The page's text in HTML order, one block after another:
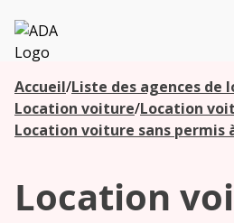
ADA
Accueil/Liste des agences de
Location voiture/Location
Location voiture sans permis
Location
Les
agences à
proximité
Commencez